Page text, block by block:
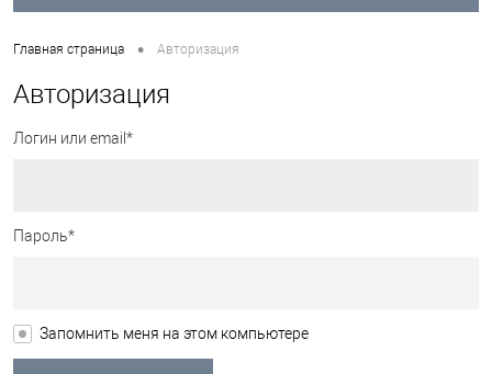
Главная страница • Авторизация
Авторизация
Логин или email*
Пароль*
Запомнить меня на этом компьютере